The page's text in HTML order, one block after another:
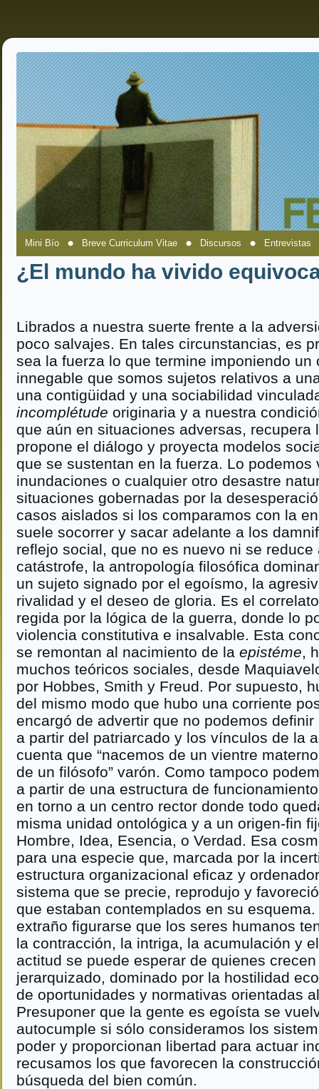
Mini Bío Breve Curriculum Vitae Discursos Entrevistas
¿El mundo ha vivido
Librados a nuestra suerte frente a la
poco salvajes. En tales circunstancias, es
sea la fuerza lo que termine imponiendo un
innegable que somos sujetos relativos a
una contigüidad y una sociabilidad
incomplétude originaria y a nuestra
que aún en situaciones adversas, recupera
propone el diálogo y proyecta modelos
que se sustentan en la fuerza. Lo podemos
inundaciones o cualquier otro desastre
situaciones gobernadas por la
casos aislados si los comparamos con la
suele socorrer y sacar adelante a los
reflejo social, que no es nuevo ni se
catástrofe, la antropología filosófica
un sujeto signado por el egoísmo, la
rivalidad y el deseo de gloria. Es el
regida por la lógica de la guerra, donde lo
violencia constitutiva e insalvable. Esta
se remontan al nacimiento de la epistéme,
muchos teóricos sociales, desde
por Hobbes, Smith y Freud. Por supuesto,
del mismo modo que hubo una corriente
encargó de advertir que no podemos
a partir del patriarcado y los vínculos de la
cuenta que “nacemos de un vientre
de un filósofo” varón. Como tampoco
a partir de una estructura de
en torno a un centro rector donde todo
misma unidad ontológica y a un origen-fin
Hombre, Idea, Esencia, o Verdad. Esa
para una especie que, marcada por la
estructura organizacional eficaz y
sistema que se precie, reprodujo y
que estaban contemplados en su
extraño figurarse que los seres humanos
la contracción, la intriga, la acumulación y
actitud se puede esperar de quienes
jerarquizado, dominado por la hostilidad
de oportunidades y normativas orientadas
Presuponer que la gente es egoísta se
autocumple si sólo consideramos los
poder y proporcionan libertad para actuar
recusamos los que favorecen la
búsqueda del bien común.